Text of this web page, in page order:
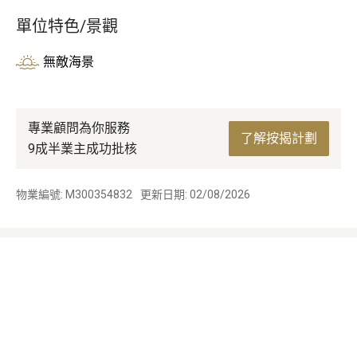
單位特色/景觀
無敵海景
專業顧問為你服務
9成半業主成功批核
了解按揭計劃
物業編號: M300354832 更新日期: 02/08/2026